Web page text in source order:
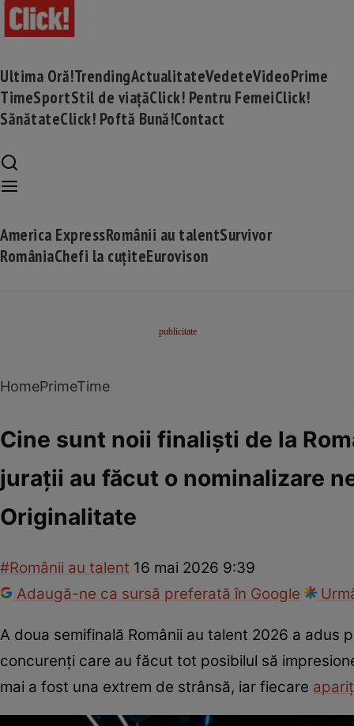
Ultima Oră!TrendingActualitateVedeteVideoPrime
TimeSportStil de viațăClick! Pentru FemeiClick!
SănătateClick! Poftă Bună!Contact
America ExpressRomânii au talentSurvivor
RomâniaChefi la cuțiteEurovison
HomePrimeTime
Cine sunt noii finaliști de la
jurații au făcut o nominalizare
Originalitate
#Românii au talent 16 mai 2026 9:39
Adaugă-ne ca sursă preferată în Google
A doua semifinală Românii au talent 2026 a
concurenți care au făcut tot posibilul să
mai a fost una extrem de strânsă, iar fiecare